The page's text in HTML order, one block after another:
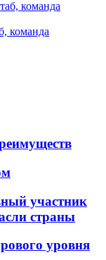
команда
участник
страны
уровня